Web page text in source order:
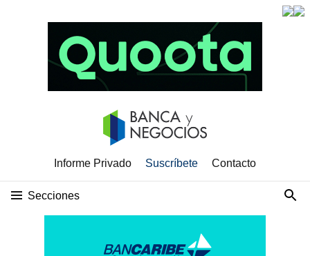
Informe Privado Suscríbete Contacto
Secciones